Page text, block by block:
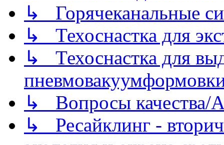
↳ Горячеканальные
↳ Техоснастка для
↳ Техоснастка для
↳ Вопросы качества/
↳ Ресайклинг -